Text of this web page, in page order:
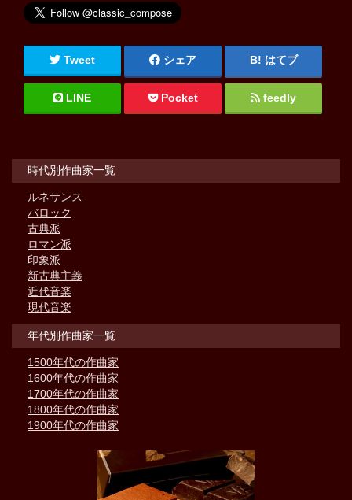
Tweet シェア はてブ
LINE Pocket feedly
時代別作曲家一覧
ルネサンス
バロック
古典派
ロマン派
印象派
新古典主義
近代音楽
現代音楽
年代別作曲家一覧
1500年代の作曲家
1600年代の作曲家
1700年代の作曲家
1800年代の作曲家
1900年代の作曲家